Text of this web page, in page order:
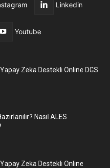
Linkedin
Youtube
Zeka Destekli Online DGS
Nasıl ALES
Zeka Destekli Online